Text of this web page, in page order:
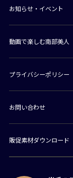
お知らせ・イベント
動画で楽しむ南部美人
プライバシーポリシー
お問い合わせ
販促素材ダウンロード